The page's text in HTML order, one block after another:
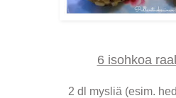
6 isohkoa
2 dl mysliä (esim.